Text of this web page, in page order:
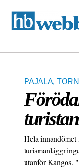
PAJALA,
Hela innandömet
utanför Kangos.